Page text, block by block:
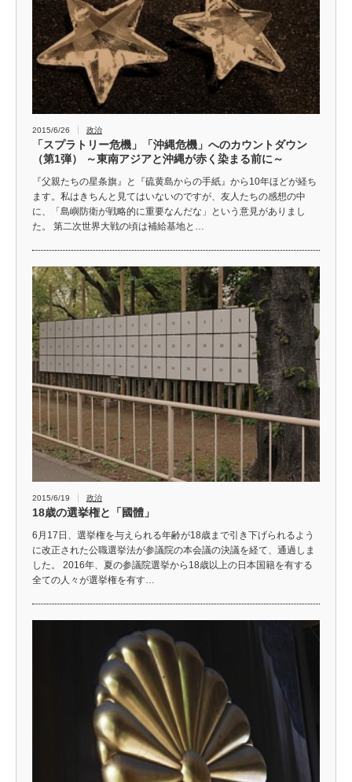
2015/6/26 政治
「スプラトリー危機」「沖縄危機」へのカウントダウン
（第1弾） ～東南アジアと沖縄が赤く染まる前に～
『父親たちの星条旗』と『硫黄島からの手紙』から10年ほどが経ち
ます。私はきちんと見てはいないのですが、友人たちの感想の中
に、「島嶼防衛が戦略的に重要なんだな」という意見がありまし
た。 第二次世界大戦の頃は補給基地と…
2015/6/19 政治
18歳の選挙権と「國體」
6月17日、選挙権を与えられる年齢が18歳まで引き下げられるよう
に改正された公職選挙法が参議院の本会議の決議を経て、通過しま
した。 2016年、夏の参議院選挙から18歳以上の日本国籍を有する
全ての人々が選挙権を有す…